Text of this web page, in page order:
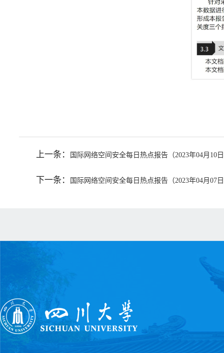
上一条： 国际网络空间安全每日热点报告（2023年04月10
下一条： 国际网络空间安全每日热点报告（2023年04月07